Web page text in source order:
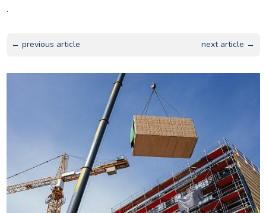
.
← previous article next article →